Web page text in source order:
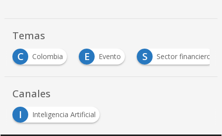
Temas
C
Colombia E Evento S Sector financiero
Canales
I
Inteligencia Artificial